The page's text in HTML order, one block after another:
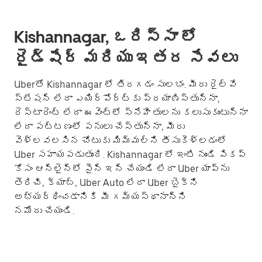
Kishannagar, ఒరిస్సా లో
రైడ్‌షేర్ మరియు ఇతర సేవలు
Uberతో Kishannagar లో తిరగడం సులభం. మీరు రైల్వే
స్టేషన్ లేదా ఎయిర్‌పోర్ట్‌కు ప్రయాణిస్తున్నా,
రెస్టారెంట్ లేదా ఈవెంట్లో స్నేహితులను కలుసుకుంటున్నా
లేదా పట్టణంలో పనులు చేస్తున్నా, మీరు
వెళ్లవలసిన చోటుకు మిమ్మల్ని తీసుకెళ్లడంలో
Uber సహాయపడుతుంది. Kishannagar లో ఇంటి నుండి పికప్
కోసం ఆన్‌లైన్‌లో సైన్ ఇన్ చేయండి లేదా Uber యాప్‌ను
తెరిచి, క్యాబ్, Uber Auto లేదా Uber బైక్‌ని
అభ్యర్థించడానికి మీ గమ్యస్థానాన్ని
నమోదు చేయండి.